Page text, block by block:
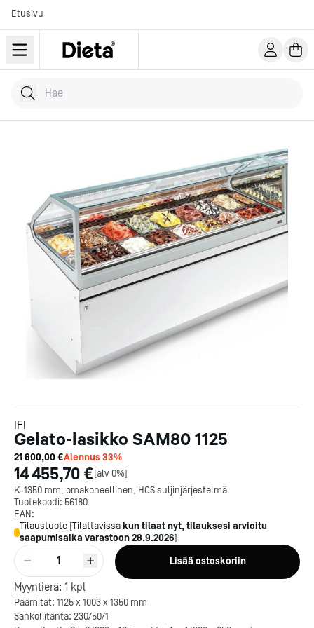
Etusivu
Hae tuotteita
Kirjoita hakusana...
IFI
Gelato-lasikko SAM80 1125
21 600,00 €Alennus33%
14 455,70 €[alv 0%]
K-1350 mm, omakoneellinen, HCS suljinjärjestelmä
Tuotekoodi: 56180
EAN:
Tilaustuote [Tilattavissa kun tilaat nyt, tilauksesi arvioitu
saapumisaika varastoon28.9.2026]
1 Lisää ostoskoriin
Myyntierä: 1 kpl
Päämitat: 1125 x 1003 x 1350 mm
Sähköliitäntä: 230/50/1